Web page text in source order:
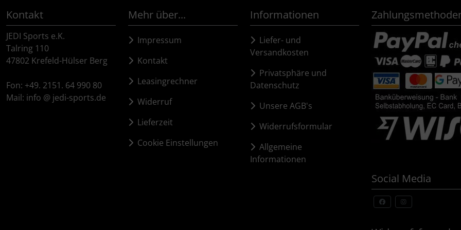
Kontakt
JEDI Sports e.K.
Talring 110
47802 Krefeld-Hülser Berg
Fon: +49. 2151. 64 990 80
Mail: info @ jedi-sports.de
Mehr über...
Impressum
Kontakt
Leasingrechner
Widerruf
Lieferzeit
Cookie Einstellungen
Informationen
Liefer- und
Versandkosten
Privatsphäre und
Datenschutz
Unsere AGB's
Widerrufsformular
Allgemeine
Informationen
Social Media
Schaltwerke
Schaltkabel + Bremskabel
Umwerfer
Elite
ENVE
Ergon